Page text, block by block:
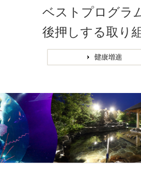
ベストプログラ
後押しする取り